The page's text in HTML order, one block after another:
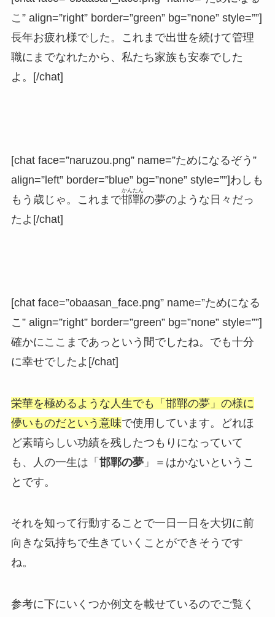
こ” align=”right” border=”green” bg=”none” style=””]
長年お疲れ様でした。これまで出世を続けて管理
職にまでなれたから、私たち家族も安泰でした
よ。[/chat]
[chat face=”naruzou.png” name=”ためになるぞう”
align=”left” border=”blue” bg=”none” style=””]わしも
もう歳じゃ。これまで邯鄲
かんたん
の夢のような日々だっ
たよ[/chat]
[chat face=”obaasan_face.png” name=”ためになる
こ” align=”right” border=”green” bg=”none” style=””]
確かにここまであっという間でしたね。でも十分
に幸せでしたよ[/chat]
栄華を極めるような人生でも「邯鄲の夢」の様に
儚いものだという意味で使用しています。どれほ
ど素晴らしい功績を残したつもりになっていて
も、人の一生は「 邯鄲の夢」＝はかないというこ
とです。
それを知って行動することで一日一日を大切に前
向きな気持ちで生きていくことができそうです
ね。
参考に下にいくつか例文を載せているのでご覧く